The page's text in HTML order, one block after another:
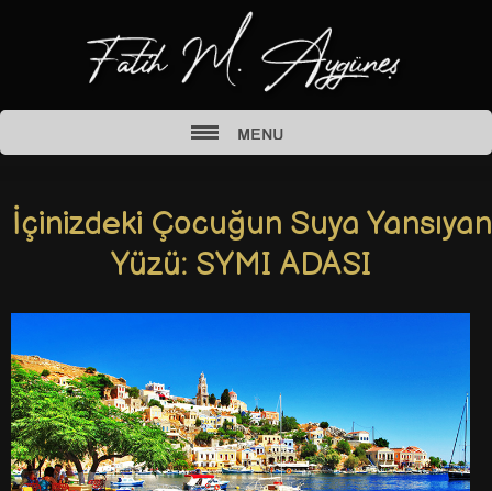
İçinizdeki Çocuğun Suya Yansıyan
Yüzü: SYMI ADASI